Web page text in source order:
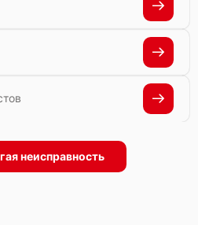
неисправность